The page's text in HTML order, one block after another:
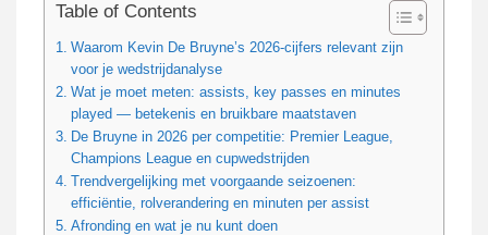
Table of Contents
Waarom Kevin De Bruyne’s 2026-cijfers relevant zijn
voor je wedstrijdanalyse
Wat je moet meten: assists, key passes en minutes
played — betekenis en bruikbare maatstaven
De Bruyne in 2026 per competitie: Premier League,
Champions League en cupwedstrijden
Trendvergelijking met voorgaande seizoenen:
efficiëntie, rolverandering en minuten per assist
Afronding en wat je nu kunt doen